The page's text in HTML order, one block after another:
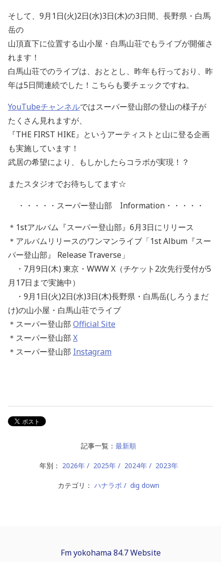
そして、9月1日(火)2日(水)3日(木)の3日間、長野県・白馬
岳の
山頂直下に位置する山小屋・白馬山荘でもライブが開催さ
れます！
白馬山荘でのライブは、おととし、昨年も行っており、昨
年は5日間連続でした！こちらも要チェックですね。
YouTubeチャンネルではスーパー登山部の登山の様子が
たくさん見れますが、
『THE FIRST HIKE』というアーティストと山に登る企画
も実施しています！
武居の希望により、もしかしたらコラボが実現！？
またスタジオでお待ちしてます☆
・・・・・スーパー登山部 Information・・・・・
＊1stアルバム『スーパー登山部』6月3日にリリース
＊アルバムリリースのワンマンライブ「1st Album『スー
パー登山部』 Release Traverse」
・7月9日(木) 東京・WWW X（チケット2次先行受付が5
月17日まで実施中）
・9月1日(火)2日(水)3日(木)長野県・白馬岳(しろうまだ
け)の山小屋・白馬山荘でライブ
＊スーパー登山部 Official Site
＊スーパー登山部 X
＊スーパー登山部 Instagram
記事一覧： 最新順
年別： 2026年 2025年 2024年 2023年
カテゴリ： ハナラボ dig down
Fm yokohama 84.7 Website